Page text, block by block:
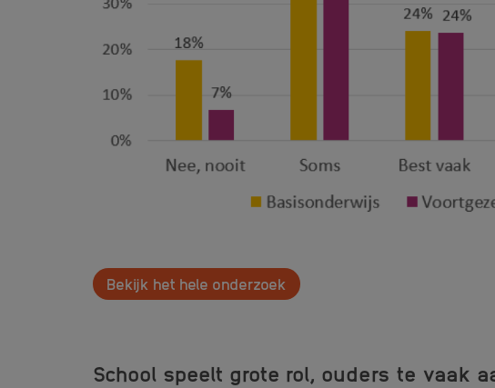
Bekijk het hele onderzoek
School speelt grote rol, ouders te vaak